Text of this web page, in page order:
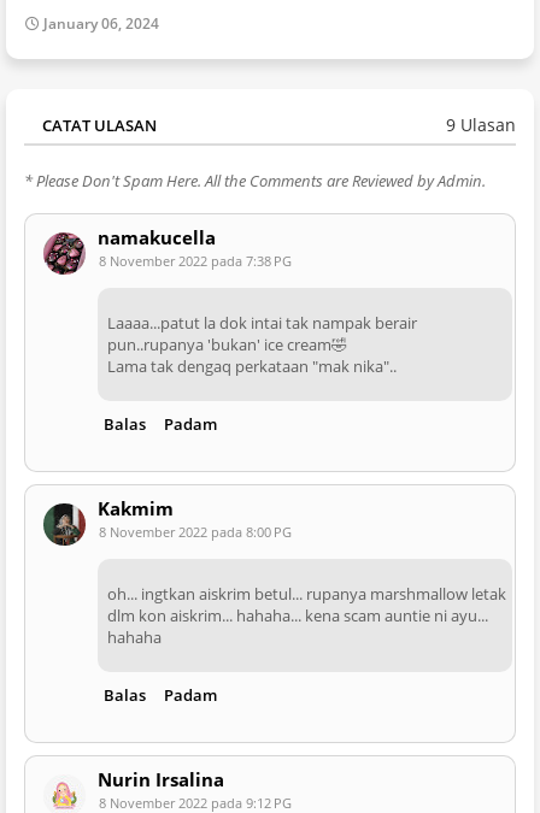
January 06, 2024
CATAT ULASAN 9 Ulasan
* Please Don't Spam Here. All the Comments are Reviewed by Admin.
namakucella
8 November 2022 pada 7:38 PG
Laaaa...patut la dok intai tak nampak berair
pun..rupanya 'bukan' ice cream🤣
Lama tak dengaq perkataan "mak nika"..
Balas Padam
Kakmim
8 November 2022 pada 8:00 PG
oh... ingtkan aiskrim betul... rupanya marshmallow letak
dlm kon aiskrim... hahaha... kena scam auntie ni ayu...
hahaha
Balas Padam
Nurin Irsalina
8 November 2022 pada 9:12 PG